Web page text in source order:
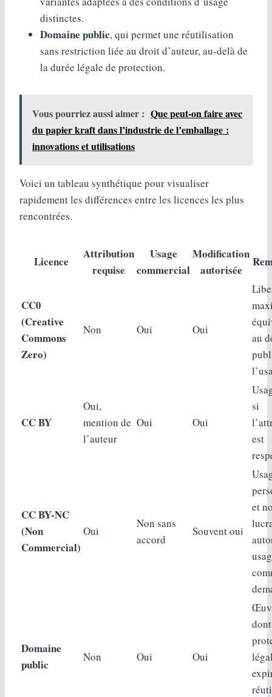
distinctes.
Domaine public, qui permet une réutilisation
sans restriction liée au droit d’auteur, au-delà de
la durée légale de protection.
Vous pourriez aussi aimer : Que peut-on faire avec
du papier kraft dans l’industrie de l’emballage :
innovations et utilisations
Voici un tableau synthétique pour visualiser
rapidement les différences entre les licences les plus
rencontrées.
Licence
Attribution
requise
Usage
commercial
Modification
autorisée
CC0
(Creative
Commons
Zero)
Non Oui Oui
au
CC BY
Oui,
mention de
l’auteur
Oui Oui
si
est
CC BY-NC
(Non
Commercial)
Oui
Non sans
accord
Souvent oui
et
Domaine
public
Non Oui Oui